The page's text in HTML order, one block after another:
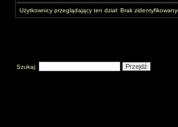
Użytkownicy przeglądający ten dział: Brak
Szukaj: